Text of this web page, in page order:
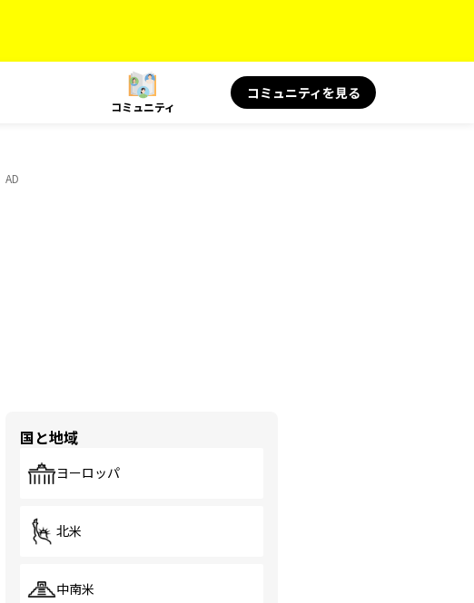
コミュニティ
コミュニティを見る
AD
国と地域
ヨーロッパ
北米
中南米